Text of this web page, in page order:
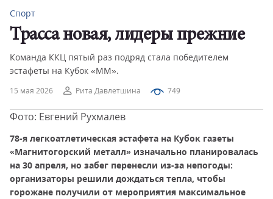
15 мая 2026 Рита Давлетшина 749
Спорт
Трасса новая, лидеры прежние
Команда ККЦ пятый раз подряд стала победителем
эстафеты на Кубок «ММ».
Фото: Евгений Рухмалев
78-я легкоатлетическая эстафета на Кубок газеты
«Магнитогорский металл» изначально планировалась
на 30 апреля, но забег перенесли из-за непогоды:
организаторы решили дождаться тепла, чтобы
горожане получили от мероприятия максимальное